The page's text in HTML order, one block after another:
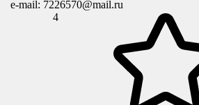
e-mail: 7226570@mail.ru
4